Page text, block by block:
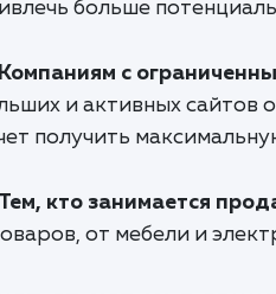
больше
Компаниям с
и активных сайтов
получить
Тем, кто занимается
от мебели и